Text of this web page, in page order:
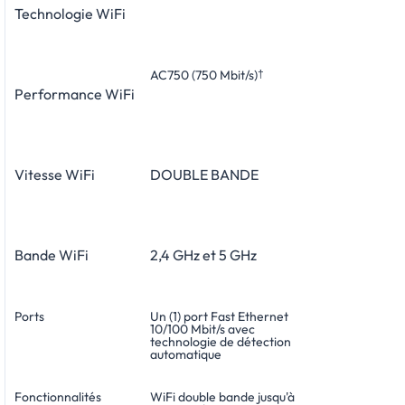
Technologie WiFi
Performance WiFi
AC750 (750 Mbit/s)†
Vitesse WiFi DOUBLE BANDE
Bande WiFi 2,4 GHz et 5 GHz
Ports Un (1) port Fast Ethernet
10/100 Mbit/s avec
technologie de détection
automatique
Fonctionnalités WiFi double bande jusqu'à